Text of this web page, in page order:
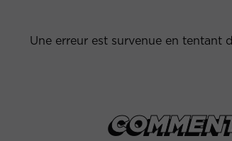
Une erreur est survenue en tentant